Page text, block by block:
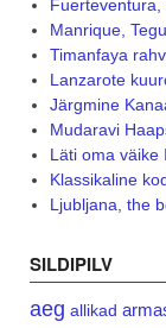
Fuerteventura,
Manrique,
Timanfaya
Lanzarote
Järgmine
Mudaravi
Läti oma väike
Klassikaline
Ljubljana, the
SILDIPILV
aeg allikad